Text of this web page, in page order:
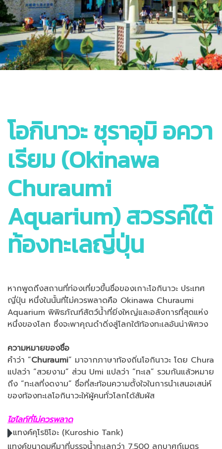
โอกินาวะ ชุราอุมิ อควา
เรียม (Okinawa
Churaumi
Aquarium) สวรรค์ใต้
ท้องทะเลญี่ปุ่น
หากพูดถึงสถานที่ท่องเที่ยวขึ้นชื่อของเกาะโอกินาวะ ประเทศ
ญี่ปุ่น หนึ่งในนั้นที่ไม่ควรพลาดคือ Okinawa Churaumi
Aquarium พิพิธภัณฑ์สัตว์น้ำที่ยิ่งใหญ่และอลังการที่สุดแห่ง
หนึ่งของโลก ซึ่งจะพาคุณดำดิ่งสู่โลกใต้ท้องทะเลอันน่าพิศวง
ความหมายของชื่อ
คำว่า “Churaumi” มาจากภาษาท้องถิ่นโอกินาวะ โดย Chura
แปลว่า “สวยงาม” ส่วน Umi แปลว่า “ทะเล” รวมกันแล้วหมาย
ถึง “ทะเลที่งดงาม” ชื่อที่สะท้อนความตั้งใจในการนำเสนอเสน่ห์
ของท้องทะเลโอกินาวะให้ผู้คนทั่วโลกได้สัมผัส
ไฮไลท์ที่ไม่ควรพลาด
แทงค์คุโรชิโอะ (Kuroshio Tank)
แทงค์ขนาดมหึมาที่บรรจุน้ำทะเลกว่า 7,500 ลูกบาศก์เมตร